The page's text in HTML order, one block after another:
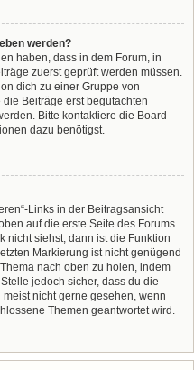
werden?
haben, dass in dem Forum, in
zuerst geprüft werden müssen.
dich zu einer Gruppe von
Beiträge erst begutachten
Bitte kontaktiere die Board-
dazu benötigst.
Links in der Beitragsansicht
auf die erste Seite des Forums
nicht siehst, dann ist die Funktion
Markierung ist nicht genügend
nach oben zu holen, indem
jedoch sicher, dass du die
nicht gerne gesehen, wenn
Themen geantwortet wird.